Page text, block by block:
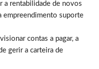
a rentabilidade de novos
empreendimento suporte
contas a pagar, a
gerir a carteira de